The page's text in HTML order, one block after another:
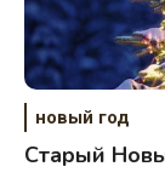
новый год
Старый